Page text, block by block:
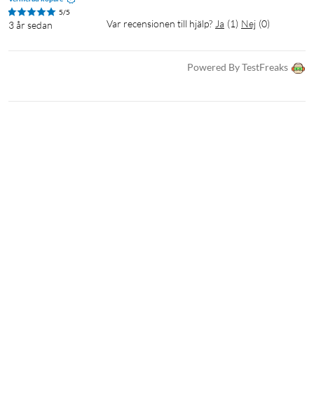
5/5
3 år sedan Var recensionen till hjälp? Ja (1) Nej (0)
Powered By TestFreaks